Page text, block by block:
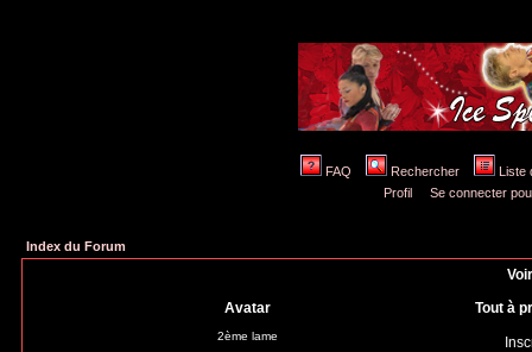
FAQ Rechercher
Liste
Profil
Se connecter
Index du Forum
Avatar
Tout à
2ème lame